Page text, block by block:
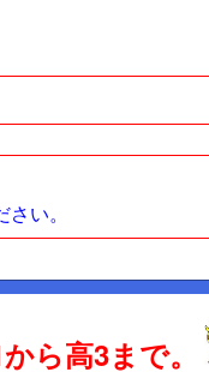
い。
ら高3まで。